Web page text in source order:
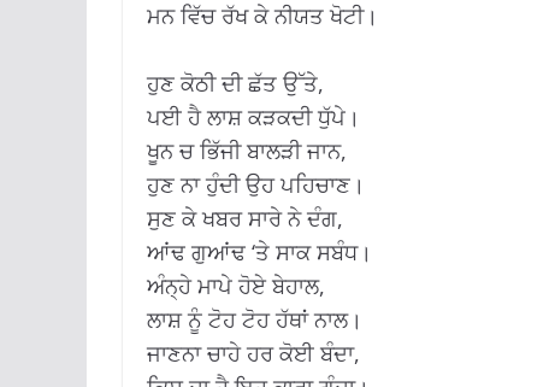
ਮਨ ਵਿੱਚ ਰੱਖ ਕੇ ਨੀਯਤ ਖੋਟੀ।
ਹੁਣ ਕੋਠੀ ਦੀ ਛੱਤ ਉੱਤੇ,
ਪਈ ਹੈ ਲਾਸ਼ ਕੜਕਦੀ ਧੁੱਪੇ।
ਖੂਨ ਚ ਭਿੱਜੀ ਬਾਲੜੀ ਜਾਨ,
ਹੁਣ ਨਾ ਹੁੰਦੀ ਉਹ ਪਹਿਚਾਣ।
ਸੁਣ ਕੇ ਖਬਰ ਸਾਰੇ ਨੇ ਦੰਗ,
ਆਂਢ ਗੁਆਂਢ ‘ਤੇ ਸਾਕ ਸਬੰਧ।
ਅੰਨ੍ਹੇ ਮਾਪੇ ਹੋਏ ਬੇਹਾਲ,
ਲਾਸ਼ ਨੂੰ ਟੋਹ ਟੋਹ ਹੱਥਾਂ ਨਾਲ।
ਜਾਣਨਾ ਚਾਹੇ ਹਰ ਕੋਈ ਬੰਦਾ,